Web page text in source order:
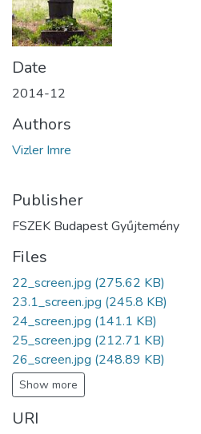
Date
2014-12
Authors
Vizler Imre
Publisher
FSZEK Budapest Gyűjtemény
Files
22_screen.jpg (275.62 KB)
23.1_screen.jpg (245.8 KB)
24_screen.jpg (141.1 KB)
25_screen.jpg (212.71 KB)
26_screen.jpg (248.89 KB)
Show more
URI